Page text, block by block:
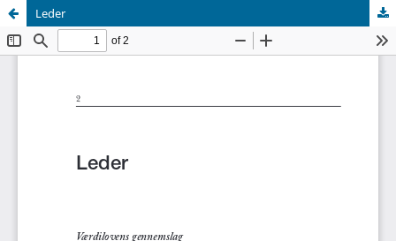
Leder